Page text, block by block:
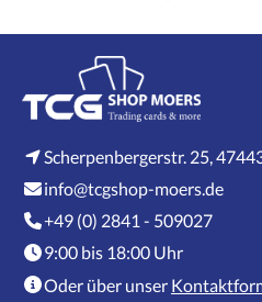
Scherpenbergerstr. 25,
info@tcgshop-moers.de
+49 (0) 2841 - 509027
9:00 bis 18:00 Uhr
Oder über unser